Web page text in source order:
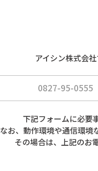
アイシン株式会
0827-95-0555
下記フォームに必要
なお、動作環境や通信環境
その場合は、上記のお